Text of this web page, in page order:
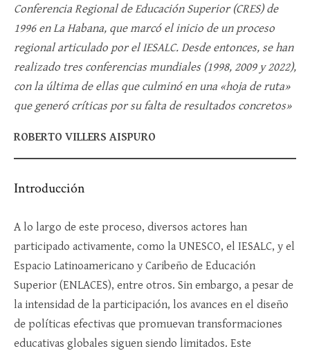
Conferencia Regional de Educación Superior (CRES) de
1996 en La Habana, que marcó el inicio de un proceso
regional articulado por el IESALC. Desde entonces, se han
realizado tres conferencias mundiales (1998, 2009 y 2022),
con la última de ellas que culminó en una «hoja de ruta»
que generó críticas por su falta de resultados concretos»
ROBERTO VILLERS AISPURO
Introducción
A lo largo de este proceso, diversos actores han
participado activamente, como la UNESCO, el IESALC, y el
Espacio Latinoamericano y Caribeño de Educación
Superior (ENLACES), entre otros. Sin embargo, a pesar de
la intensidad de la participación, los avances en el diseño
de políticas efectivas que promuevan transformaciones
educativas globales siguen siendo limitados. Este